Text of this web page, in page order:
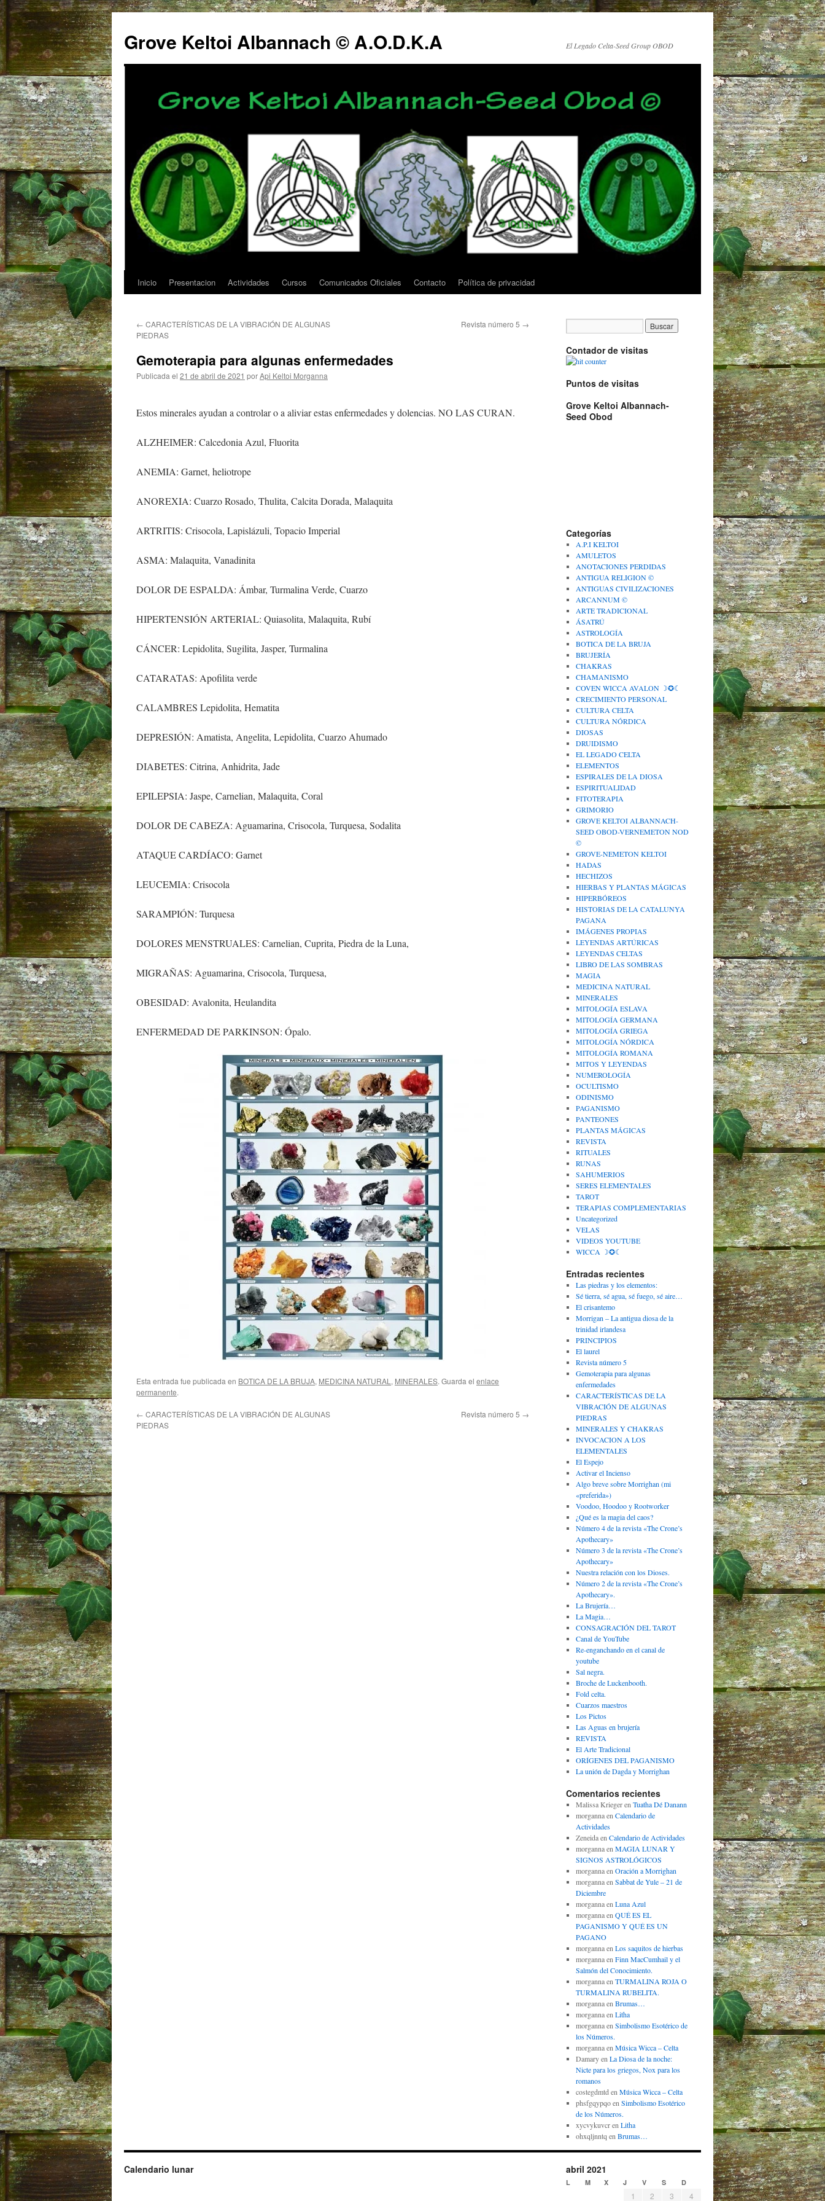
Grove Keltoi Albannach © A.O.D.K.A El Legado Celta-Seed Group OBOD
Saltar
contenido
Inicio Presentacion Actividades Cursos Comunicados Oficiales Contacto Política de privacidad
← CARACTERÍSTICAS DE LA VIBRACIÓN DE ALGUNAS
PIEDRAS
Revista número 5 →
Gemoterapia para algunas enfermedades
Publicada el 21 de abril de 2021 porApi Keltoi Morganna
Estos minerales ayudan a controlar o a aliviar estas enfermedades y dolencias. NO LAS CURAN.
ALZHEIMER: Calcedonia Azul, Fluorita
ANEMIA: Garnet, heliotrope
ANOREXIA: Cuarzo Rosado, Thulita, Calcita Dorada, Malaquita
ARTRITIS: Crisocola, Lapislázuli, Topacio Imperial
ASMA: Malaquita, Vanadinita
DOLOR DE ESPALDA: Ámbar, Turmalina Verde, Cuarzo
HIPERTENSIÓN ARTERIAL: Quiasolita, Malaquita, Rubí
CÁNCER: Lepidolita, Sugilita, Jasper, Turmalina
CATARATAS: Apofilita verde
CALAMBRES Lepidolita, Hematita
DEPRESIÓN: Amatista, Angelita, Lepidolita, Cuarzo Ahumado
DIABETES: Citrina, Anhidrita, Jade
EPILEPSIA: Jaspe, Carnelian, Malaquita, Coral
DOLOR DE CABEZA: Aguamarina, Crisocola, Turquesa, Sodalita
ATAQUE CARDÍACO: Garnet
LEUCEMIA: Crisocola
SARAMPIÓN: Turquesa
DOLORES MENSTRUALES: Carnelian, Cuprita, Piedra de la Luna,
MIGRAÑAS: Aguamarina, Crisocola, Turquesa,
OBESIDAD: Avalonita, Heulandita
ENFERMEDAD DE PARKINSON: Ópalo.
Esta entrada fue publicada en BOTICA DE LA BRUJA, MEDICINA NATURAL , MINERALES. Guarda el enlace
permanente.
← CARACTERÍSTICAS DE LA VIBRACIÓN DE ALGUNAS
PIEDRAS
Revista número 5 →
Contador de visitas
Puntos de visitas
Grove Keltoi Albannach-
Seed Obod
Categorías
A.P.I KELTOI
AMULETOS
ANOTACIONES PERDIDAS
ANTIGUA RELIGION ©
ANTIGUAS CIVILIZACIONES
ARCANNUM ©
ARTE TRADICIONAL
ÁSATRÚ
ASTROLOGÍA
BOTICA DE LA BRUJA
BRUJERÍA
CHAKRAS
CHAMANISMO
COVEN WICCA AVALON ☽✪☾
CRECIMIENTO PERSONAL
CULTURA CELTA
CULTURA NÓRDICA
DIOSAS
DRUIDISMO
EL LEGADO CELTA
ELEMENTOS
ESPIRALES DE LA DIOSA
ESPIRITUALIDAD
FITOTERAPIA
GRIMORIO
GROVE KELTOI ALBANNACH-
SEED OBOD-VERNEMETON NOD
©
GROVE-NEMETON KELTOI
HADAS
HECHIZOS
HIERBAS Y PLANTAS MÁGICAS
HIPERBÓREOS
HISTORIAS DE LA CATALUNYA
PAGANA
IMÁGENES PROPIAS
LEYENDAS ARTÚRICAS
LEYENDAS CELTAS
LIBRO DE LAS SOMBRAS
MAGIA
MEDICINA NATURAL
MINERALES
MITOLOGÍA ESLAVA
MITOLOGÍA GERMANA
MITOLOGÍA GRIEGA
MITOLOGÍA NÓRDICA
MITOLOGÍA ROMANA
MITOS Y LEYENDAS
NUMEROLOGÍA
OCULTISMO
ODINISMO
PAGANISMO
PANTEONES
PLANTAS MÁGICAS
REVISTA
RITUALES
RUNAS
SAHUMERIOS
SERES ELEMENTALES
TAROT
TERAPIAS COMPLEMENTARIAS
Uncategorized
VELAS
VIDEOS YOUTUBE
WICCA ☽✪☾
Entradas recientes
Las piedras y los elementos:
Sé tierra, sé agua, sé fuego, sé aire…
El crisantemo
Morrigan – La antigua diosa de la
trinidad irlandesa
PRINCIPIOS
El laurel
Revista número 5
Gemoterapia para algunas
enfermedades
CARACTERÍSTICAS DE LA
VIBRACIÓN DE ALGUNAS
PIEDRAS
MINERALES Y CHAKRAS
INVOCACION A LOS
ELEMENTALES
El Espejo
Activar el Incienso
Algo breve sobre Morrighan (mi
«preferida»)
Voodoo, Hoodoo y Rootworker
¿Qué es la magia del caos?
Número 4 de la revista «The Crone’s
Apothecary»
Número 3 de la revista «The Crone’s
Apothecary»
Nuestra relación con los Dioses.
Número 2 de la revista «The Crone’s
Apothecary».
La Brujería…
La Magia…
CONSAGRACIÓN DEL TAROT
Canal de YouTube
Re-enganchando en el canal de
youtube
Sal negra.
Broche de Luckenbooth.
Fold celta.
Cuarzos maestros
Los Pictos
Las Aguas en brujería
REVISTA
El Arte Tradicional
ORÍGENES DEL PAGANISMO
La unión de Dagda y Morrighan
Comentarios recientes
Malissa Kriegeren Tuatha Dé Danann
morgannaen Calendario de
Actividades
Zeneidaen Calendario de Actividades
morgannaen MAGIA LUNAR Y
SIGNOS ASTROLÓGICOS
morgannaen Oración a Morrighan
morgannaen Sabbat de Yule – 21 de
Diciembre
morgannaen Luna Azul
morgannaen QUÉ ES EL
PAGANISMO Y QUÉ ES UN
PAGANO
morgannaen Los saquitos de hierbas
morgannaen Finn MacCumhail y el
Salmón del Conocimiento.
morgannaen TURMALINA ROJA O
TURMALINA RUBELITA.
morgannaen Brumas…
morgannaen Litha
morgannaen Simbolismo Esotérico de
los Números.
morgannaen Música Wicca – Celta
Damaryen La Diosa de la noche:
Nicte para los griegos, Nox para los
romanos
costegdmtd en Música Wicca – Celta
phsfgqypqoen Simbolismo Esotérico
de los Números.
xycvykuvcren Litha
ohxqljnntq en Brumas…
Calendario lunar abril 2021
L M X J V S D
1 2 3 4